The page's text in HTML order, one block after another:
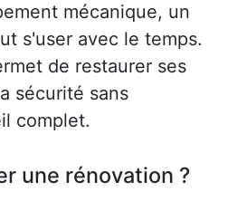
mécanique, un
s'user avec le temps.
de restaurer ses
sécurité sans
complet.
une rénovation ?